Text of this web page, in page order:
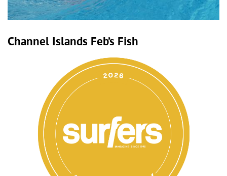
Channel Islands Feb’s Fish